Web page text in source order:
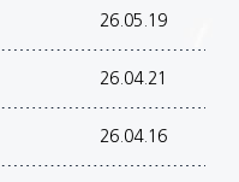
26.05.19
26.04.21
26.04.16